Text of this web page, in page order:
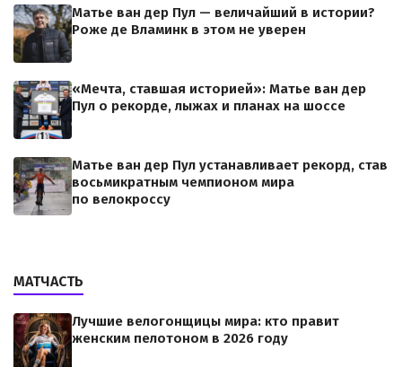
Матье ван дер Пул — величайший в истории?
Роже де Вламинк в этом не уверен
«Мечта, ставшая историей»: Матье ван дер
Пул о рекорде, лыжах и планах на шоссе
Матье ван дер Пул устанавливает рекорд, став
восьмикратным чемпионом мира
по велокроссу
МАТЧАСТЬ
Лучшие велогонщицы мира: кто правит
женским пелотоном в 2026 году